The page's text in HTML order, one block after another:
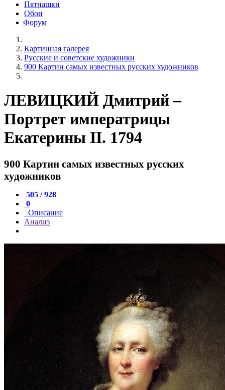
Пятнашки
Обои
Форум
Картинная галерея
Русские и советские художники
900 Картин самых известных русских художников
ЛЕВИЦКИЙ Дмитрий –
Портрет императрицы
Екатерины II. 1794
900 Картин самых известных русских
художников
505 / 928
0
Описание
Анализ